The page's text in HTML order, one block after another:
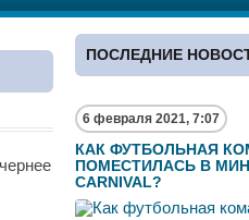
ПОСЛЕДНИЕ
6 февраля 2021, 7:07
КАК ФУТБОЛЬНАЯ
ПОМЕСТИЛАСЬ В
CARNIVAL?